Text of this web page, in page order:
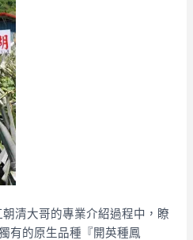
清大哥的專業介紹過程中，瞭
有的原生品種『開英種鳳